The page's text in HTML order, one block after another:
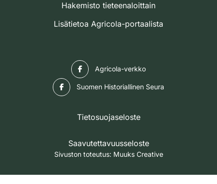
Hakemisto tieteenaloittain
Lisätietoa Agricola-portaalista
Agricola-verkko
Suomen Historiallinen Seura
Tietosuojaseloste
Saavutettavuusseloste
Sivuston toteutus: Muuks Creative